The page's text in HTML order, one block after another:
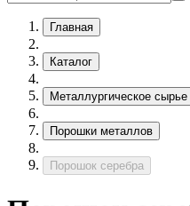
Главная
Каталог
Металлургическое сырье
Порошки металлов
Порошок серебра